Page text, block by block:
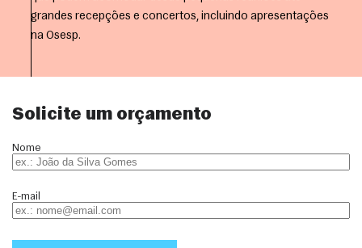
grandes recepções e concertos, incluindo apresentações
na Osesp.
Solicite um orçamento
Nome
E-mail